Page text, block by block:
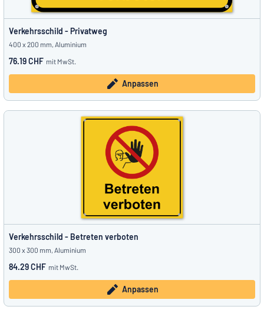
Verkehrsschild - Privatweg
400 x 200 mm, Aluminium
76.19 CHF mit MwSt.
Anpassen
Verkehrsschild - Betreten verboten
300 x 300 mm, Aluminium
84.29 CHF mit MwSt.
Anpassen